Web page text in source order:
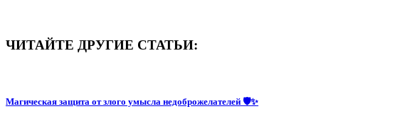
ЧИТАЙТЕ ДРУГИЕ СТАТЬИ:
Магическая защита от злого умысла недоброжелателей 🛡✨